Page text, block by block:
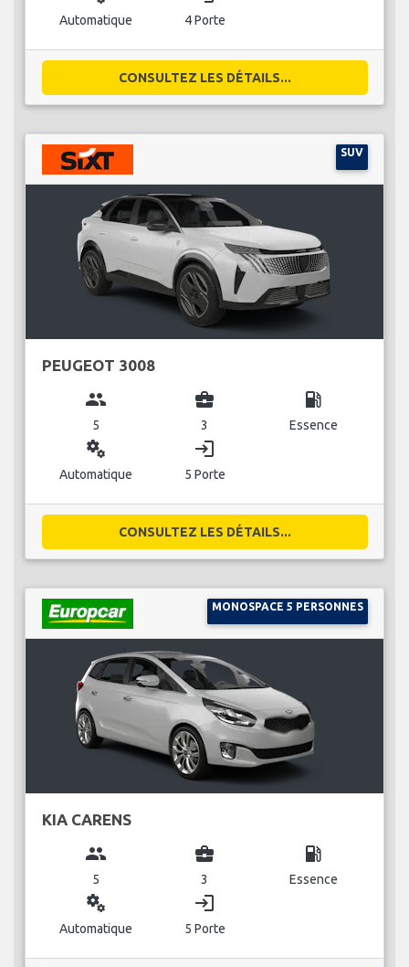
Automatique 4 Porte
CONSULTEZ LES DÉTAILS...
SUV
PEUGEOT 3008
group
5
business_center
3
local_gas_station
Essence
miscellaneous_services
Automatique
login
5 Porte
CONSULTEZ LES DÉTAILS...
MONOSPACE 5 PERSONNES
KIA CARENS
group
5
business_center
3
local_gas_station
Essence
miscellaneous_services
Automatique
login
5 Porte